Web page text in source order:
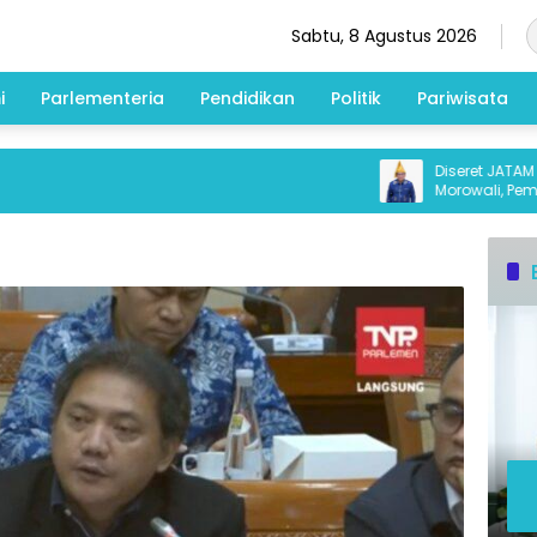
Sabtu, 8 Agustus 2026
Parlementeria Pendidikan Politik Pariwisata
Diseret JATAM ke
Morowali, Pemprov